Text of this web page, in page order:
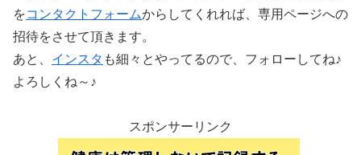
をコンタクトフォームからしてくれれば、専用ページへの
招待をさせて頂きます。
あと、 インスタ も細々とやってるので、フォローしてね♪
よろしくね～♪
スポンサーリンク